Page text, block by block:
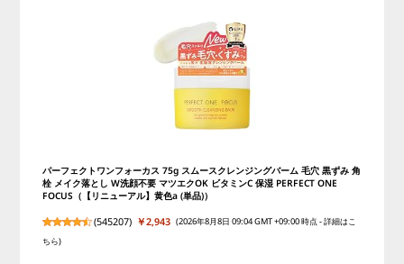
パーフェクトワンフォーカス 75g スムースクレンジングバーム 毛穴 黒ずみ 角
栓 メイク落とし W洗顔不要 マツエクOK ビタミンC 保湿 PERFECT ONE
FOCUS（【リニューアル】黄色a (単品)）
(545207) ￥2,943 (2026年8月8日 09:04 GMT +09:00 時点 -詳細はこ
ちら)